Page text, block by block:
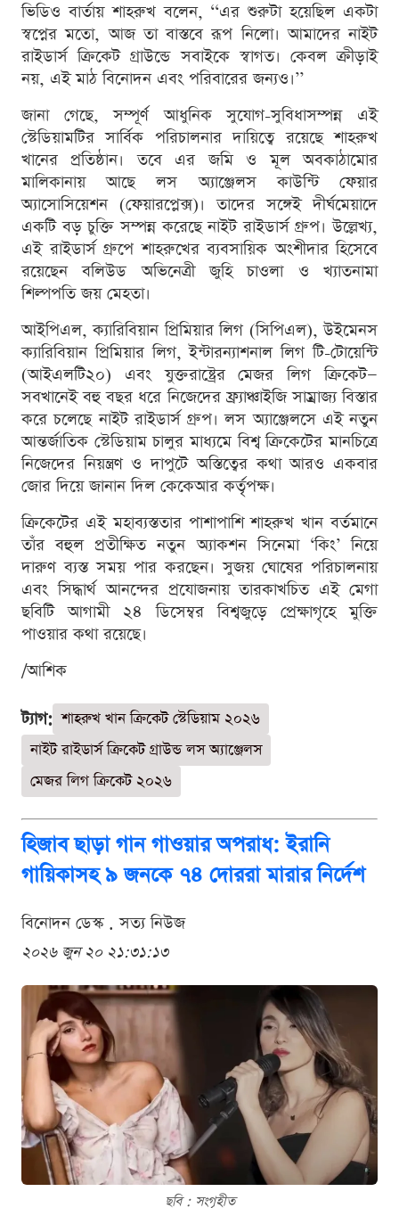
ভিডিও বার্তায় শাহরুখ বলেন, ‘‘এর শুরুটা হয়েছিল একটা
স্বপ্নের মতো, আজ তা বাস্তবে রূপ নিলো। আমাদের নাইট
রাইডার্স ক্রিকেট গ্রাউন্ডে সবাইকে স্বাগত। কেবল ক্রীড়াই
নয়, এই মাঠ বিনোদন এবং পরিবারের জন্যও।’’
জানা গেছে, সম্পূর্ণ আধুনিক সুযোগ-সুবিধাসম্পন্ন এই
স্টেডিয়ামটির সার্বিক পরিচালনার দায়িত্বে রয়েছে শাহরুখ
খানের প্রতিষ্ঠান। তবে এর জমি ও মূল অবকাঠামোর
মালিকানায় আছে লস অ্যাঞ্জেলস কাউন্টি ফেয়ার
অ্যাসোসিয়েশন (ফেয়ারপ্লেক্স)। তাদের সঙ্গেই দীর্ঘমেয়াদে
একটি বড় চুক্তি সম্পন্ন করেছে নাইট রাইডার্স গ্রুপ। উল্লেখ্য,
এই রাইডার্স গ্রুপে শাহরুখের ব্যবসায়িক অংশীদার হিসেবে
রয়েছেন বলিউড অভিনেত্রী জুহি চাওলা ও খ্যাতনামা
শিল্পপতি জয় মেহতা।
আইপিএল, ক্যারিবিয়ান প্রিমিয়ার লিগ (সিপিএল), উইমেনস
ক্যারিবিয়ান প্রিমিয়ার লিগ, ইন্টারন্যাশনাল লিগ টি-টোয়েন্টি
(আইএলটি২০) এবং যুক্তরাষ্ট্রের মেজর লিগ ক্রিকেট—
সবখানেই বহু বছর ধরে নিজেদের ফ্র্যাঞ্চাইজি সাম্রাজ্য বিস্তার
করে চলেছে নাইট রাইডার্স গ্রুপ। লস অ্যাঞ্জেলসে এই নতুন
আন্তর্জাতিক স্টেডিয়াম চালুর মাধ্যমে বিশ্ব ক্রিকেটের মানচিত্রে
নিজেদের নিয়ন্ত্রণ ও দাপুটে অস্তিত্বের কথা আরও একবার
জোর দিয়ে জানান দিল কেকেআর কর্তৃপক্ষ।
ক্রিকেটের এই মহাব্যস্ততার পাশাপাশি শাহরুখ খান বর্তমানে
তাঁর বহুল প্রতীক্ষিত নতুন অ্যাকশন সিনেমা ‘কিং’ নিয়ে
দারুণ ব্যস্ত সময় পার করছেন। সুজয় ঘোষের পরিচালনায়
এবং সিদ্ধার্থ আনন্দের প্রযোজনায় তারকাখচিত এই মেগা
ছবিটি আগামী ২৪ ডিসেম্বর বিশ্বজুড়ে প্রেক্ষাগৃহে মুক্তি
পাওয়ার কথা রয়েছে।
/আশিক
ট্যাগ: শাহরুখ খান ক্রিকেট স্টেডিয়াম ২০২৬
নাইট রাইডার্স ক্রিকেট গ্রাউন্ড লস অ্যাঞ্জেলস
মেজর লিগ ক্রিকেট ২০২৬
হিজাব ছাড়া গান গাওয়ার অপরাধ: ইরানি
গায়িকাসহ ৯ জনকে ৭৪ দোররা মারার নির্দেশ
বিনোদন ডেস্ক . সত্য নিউজ
২০২৬ জুন ২০ ২১:৩১:১৩
ছবি : সংগৃহীত